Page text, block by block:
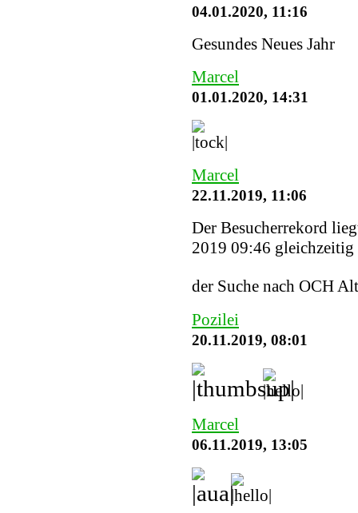
04.01.2020, 11:16
Gesundes Neues Jahr
Marcel
01.01.2020, 14:31
Marcel
22.11.2019, 11:06
Der Besucherrekord
2019 09:46
der Suche nach OCH
Pozilei
20.11.2019, 08:01
Marcel
06.11.2019, 13:05